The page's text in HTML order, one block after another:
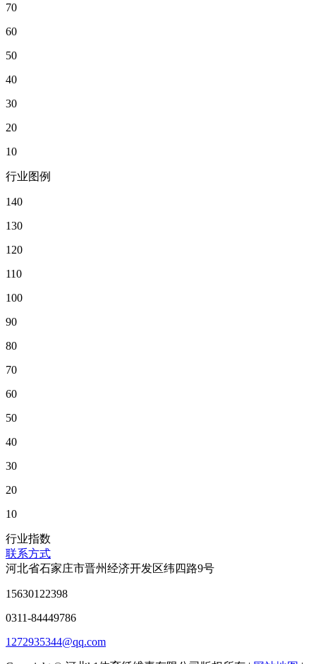
70
60
50
40
30
20
10
行业图例
140
130
120
110
100
90
80
70
60
50
40
30
20
10
行业指数
联系方式
河北省石家庄市晋州经济开发区纬四路9号
15630122398
0311-84449786
1272935344@qq.com